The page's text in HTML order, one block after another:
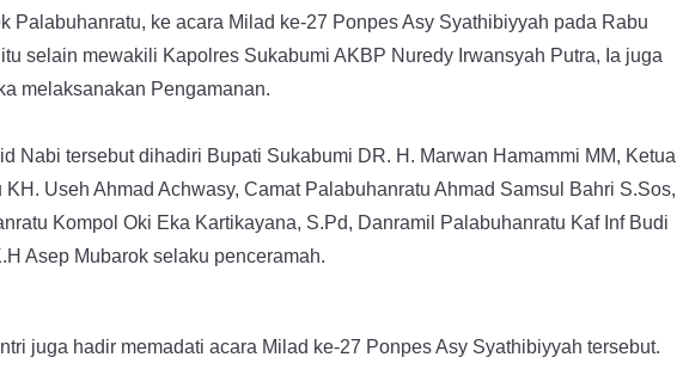
Palabuhanratu, ke acara Milad ke-27 Ponpes Asy Syathibiyyah pada Rabu
selain mewakili Kapolres Sukabumi AKBP Nuredy Irwansyah Putra, Ia juga
melaksanakan Pengamanan.
Nabi tersebut dihadiri Bupati Sukabumi DR. H. Marwan Hamammi MM, Ketua
KH. Useh Ahmad Achwasy, Camat Palabuhanratu Ahmad Samsul Bahri S.Sos,
Kompol Oki Eka Kartikayana, S.Pd, Danramil Palabuhanratu Kaf Inf Budi
Asep Mubarok selaku penceramah.
juga hadir memadati acara Milad ke-27 Ponpes Asy Syathibiyyah tersebut.